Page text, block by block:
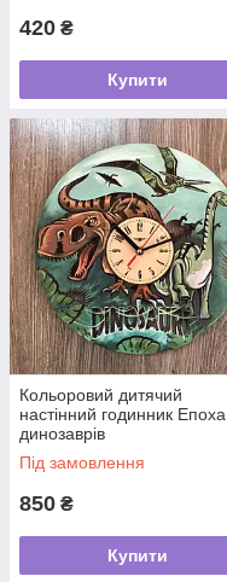
420 ₴
Купити
Кольоровий дитячий
настінний годинник Епоха
динозаврів
Під замовлення
850 ₴
Купити